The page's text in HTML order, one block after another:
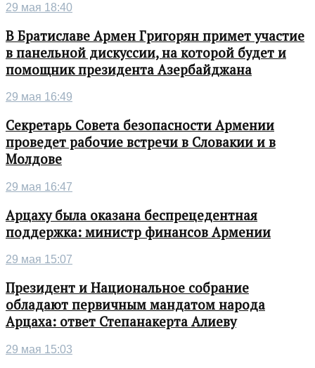
29 мая 18:40
В Братиславе Армен Григорян примет участие
в панельной дискуссии, на которой будет и
помощник президента Азербайджана
29 мая 16:49
Секретарь Совета безопасности Армении
проведет рабочие встречи в Словакии и в
Молдове
29 мая 16:47
Арцаху была оказана беспрецедентная
поддержка: министр финансов Армении
29 мая 15:07
Президент и Национальное собрание
обладают первичным мандатом народа
Арцаха: ответ Степанакерта Алиеву
29 мая 15:03